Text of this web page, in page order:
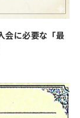
会に必要な「最